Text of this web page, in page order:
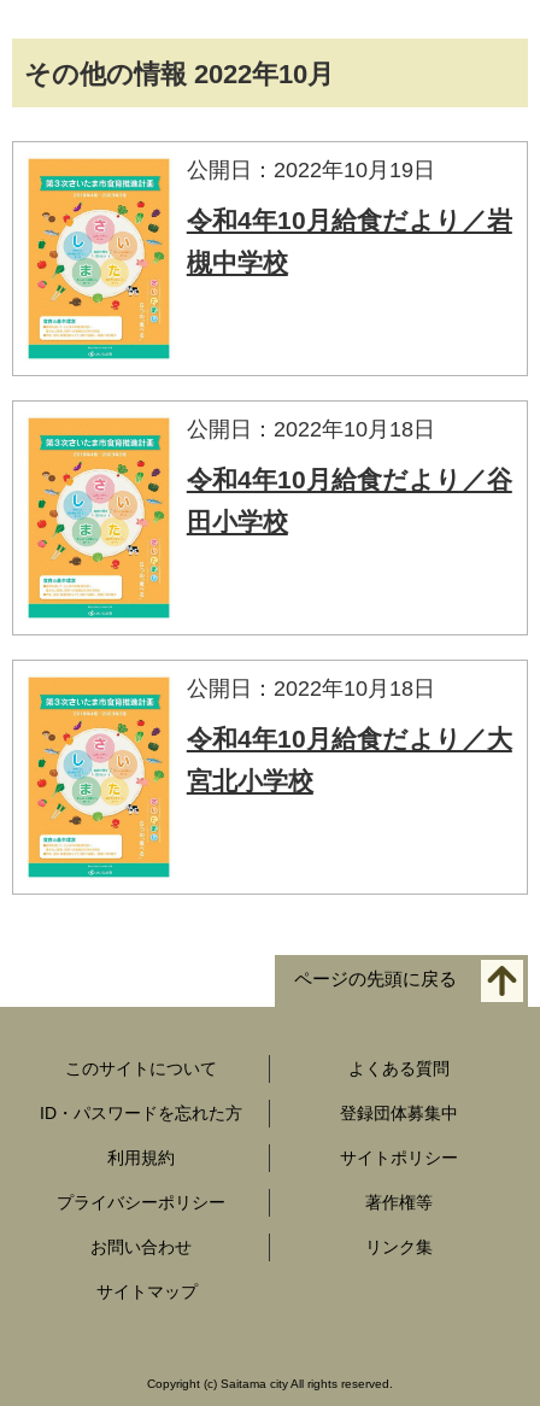
その他の情報 2022年10月
公開日：2022年10月19日
令和4年10月給食だより／岩
槻中学校
公開日：2022年10月18日
令和4年10月給食だより／谷
田小学校
公開日：2022年10月18日
令和4年10月給食だより／大
宮北小学校
ページの先頭に戻る
このサイトについて よくある質問
ID・パスワードを忘れた方 登録団体募集中
利用規約 サイトポリシー
プライバシーポリシー 著作権等
お問い合わせ リンク集
サイトマップ
Copyright (c) Saitama city All rights reserved.